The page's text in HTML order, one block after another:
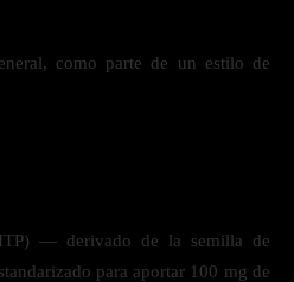
como parte de un estilo de
— derivado de la semilla de
para aportar 100 mg de